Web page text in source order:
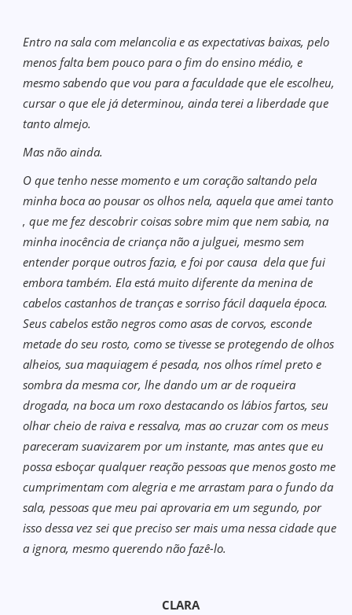
Entro na sala com melancolia e as expectativas baixas, pelo
menos falta bem pouco para o fim do ensino médio, e
mesmo sabendo que vou para a faculdade que ele escolheu,
cursar o que ele já determinou, ainda terei a liberdade que
tanto almejo.
Mas não ainda.
O que tenho nesse momento e um coração saltando pela
minha boca ao pousar os olhos nela, aquela que amei tanto
, que me fez descobrir coisas sobre mim que nem sabia, na
minha inocência de criança não a julguei, mesmo sem
entender porque outros fazia, e foi por causa dela que fui
embora também. Ela está muito diferente da menina de
cabelos castanhos de tranças e sorriso fácil daquela época.
Seus cabelos estão negros como asas de corvos, esconde
metade do seu rosto, como se tivesse se protegendo de olhos
alheios, sua maquiagem é pesada, nos olhos rímel preto e
sombra da mesma cor, lhe dando um ar de roqueira
drogada, na boca um roxo destacando os lábios fartos, seu
olhar cheio de raiva e ressalva, mas ao cruzar com os meus
pareceram suavizarem por um instante, mas antes que eu
possa esboçar qualquer reação pessoas que menos gosto me
cumprimentam com alegria e me arrastam para o fundo da
sala, pessoas que meu pai aprovaria em um segundo, por
isso dessa vez sei que preciso ser mais uma nessa cidade que
a ignora, mesmo querendo não fazê-lo.
CLARA